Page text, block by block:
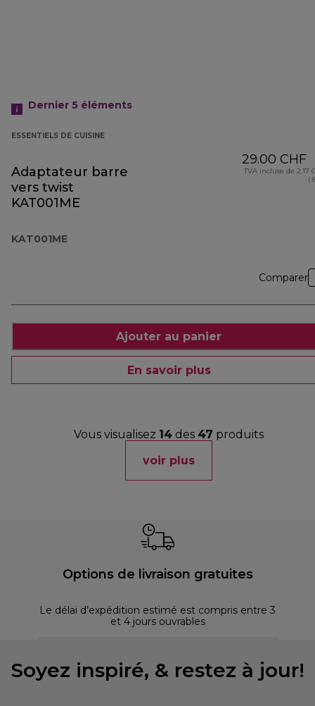
Dernier 5 éléments
ESSENTIELS DE CUISINE
Adaptateur barre
vers twist
KAT001ME
KAT001ME
29.00 CHF
TVA incluse de 2.17
(
Comparer
Ajouter au panier
En savoir plus
Vous visualisez 14 des 47 produits
voir plus
Options de livraison gratuites
Le délai d’expédition estimé est compris entre 3
et 4 jours ouvrables
Soyez inspiré, & restez à jour!